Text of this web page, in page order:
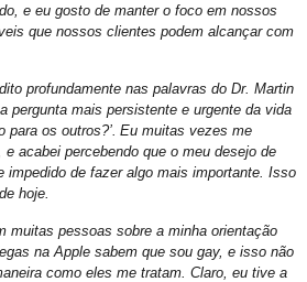
Exposição “Revele Seu Amor” em Salvador
Free City Tour LGBT
Legítima Defesa Pessoal para LGBT+
Reunião de Organização d0 21º Orgulho
São Tibira do Maranhão
Orgulho LGBT: um Carnaval com Lógica Revertida
e eu gosto de manter o foco em nossos
que nossos clientes podem alcançar com
profundamente nas palavras do Dr. Martin
pergunta mais persistente e urgente da vida
para os outros?’. Eu muitas vezes me
acabei percebendo que o meu desejo de
impedido de fazer algo mais importante. Isso
hoje.
muitas pessoas sobre a minha orientação
na Apple sabem que sou gay, e isso não
como eles me tratam. Claro, eu tive a